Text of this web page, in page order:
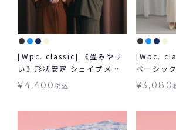
[Wpc. classic] 《畳みやす
い》形状安定 シェイプメモ
リー アンブレラ SHAPE-
雨兼用 ギフト対象 送料無料
¥4,400税込
[Wpc.
ベーシッ
アンブレ
¥3,080